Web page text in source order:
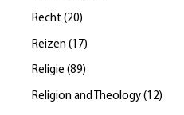
Recht (20)
Reizen ( 17)
Religie (89)
Religion and Theology ( 12)